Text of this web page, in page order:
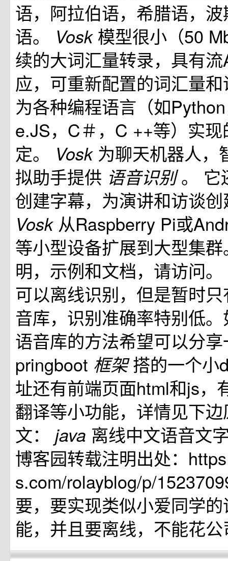
语，阿拉伯语，希腊语，
语。 Vosk 模型很小（50
续的大词汇量转录，具有
应，可重新配置的词汇量
为各种编程语言（如
e.JS，C＃，C ++等）实
定。 Vosk 为聊天机器人，
拟助手提供 语音识别。 它
创建字幕，为演讲和访谈
Vosk 从Raspberry Pi或
等小型设备扩展到大型集
明，示例和文档，请访问。
可以离线识别，但是暂时
音库，识别准确率特别低
语音库的方法希望可以分
pringboot 框架搭的一个小
址还有前端页面html和js，
翻译等小功能，详情见下
文： java 离线中文语音文
博客园转载注明出处：
s.com/rolayblog/p/
要，要实现类似小爱同学
能，并且要离线，不能花